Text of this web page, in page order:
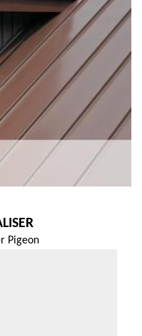
Pigeon